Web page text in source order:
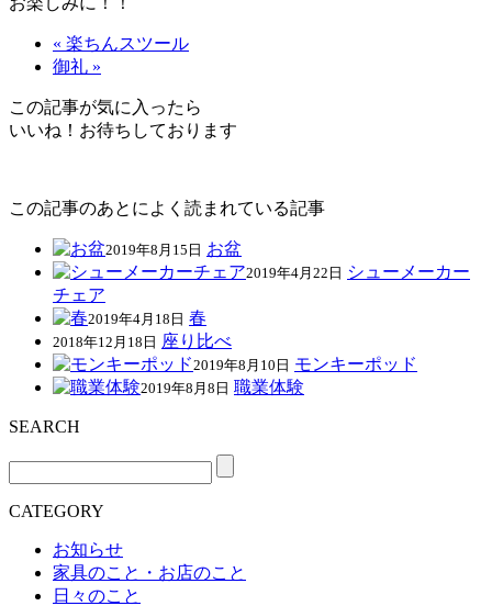
« 楽ちんスツール
御礼 »
この記事が気に入ったら
いいね！お待ちしております
この記事のあとによく読まれている記事
2019年8月15日 お盆
2019年4月22日 シューメーカー
チェア
2019年4月18日 春
2018年12月18日 座り比べ
2019年8月10日 モンキーポッド
2019年8月8日 職業体験
SEARCH
CATEGORY
お知らせ
家具のこと・お店のこと
日々のこと